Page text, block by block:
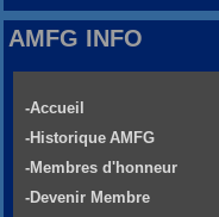
AMFG INFO
-Accueil
-Historique AMFG
-Membres d'honneur
-Devenir Membre